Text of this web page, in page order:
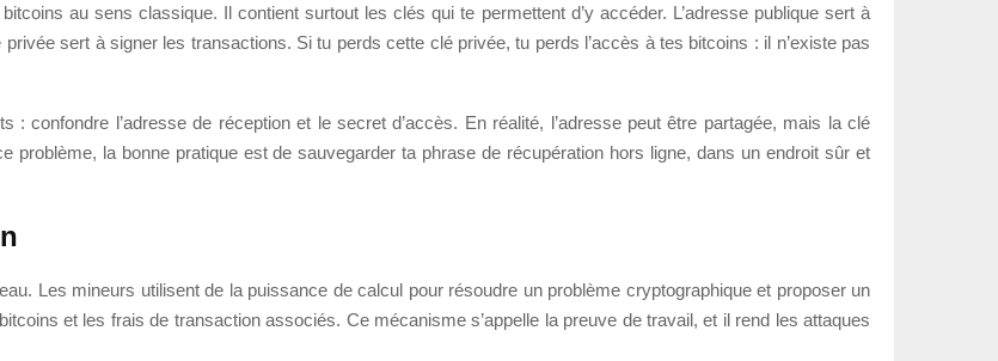
au sens classique. Il contient surtout les clés qui te permettent d’y accéder. L’adresse publique sert à
sert à signer les transactions. Si tu perds cette clé privée, tu perds l’accès à tes bitcoins : il n’existe pas
: confondre l’adresse de réception et le secret d’accès. En réalité, l’adresse peut être partagée, mais la clé
problème, la bonne pratique est de sauvegarder ta phrase de récupération hors ligne, dans un endroit sûr et
Les mineurs utilisent de la puissance de calcul pour résoudre un problème cryptographique et proposer un
et les frais de transaction associés. Ce mécanisme s’appelle la preuve de travail, et il rend les attaques